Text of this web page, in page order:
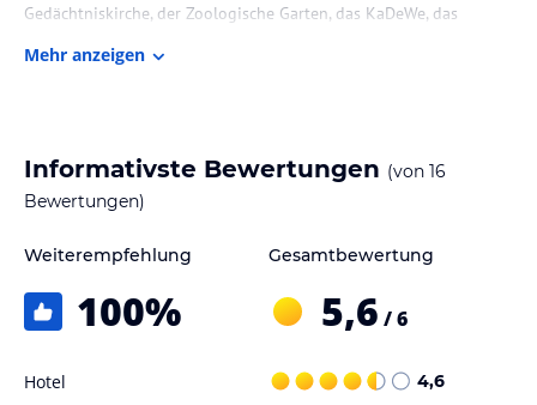
Gedächtniskirche, der Zoologische Garten, das KaDeWe, das
Museumsinsel, Unter den Linden) in nur wenigen Minuten zu
Oper in ca. 15 Minuten zu Fuss.
Zimmer / Unterbringung im Hotel
Alle Zimmer sind individuell und unterschiedlich eingerichtet und
sind mit Dusche/WC ausgestattet. Einige günstige Einzelzimmer
Gastronomie im Hotel
Mehr anzeigen
Informativste Bewertungen (von 16
Bewertungen)
Weiterempfehlung
100%
Gesamtbewertung
5,6 / 6
Hotel 4,6